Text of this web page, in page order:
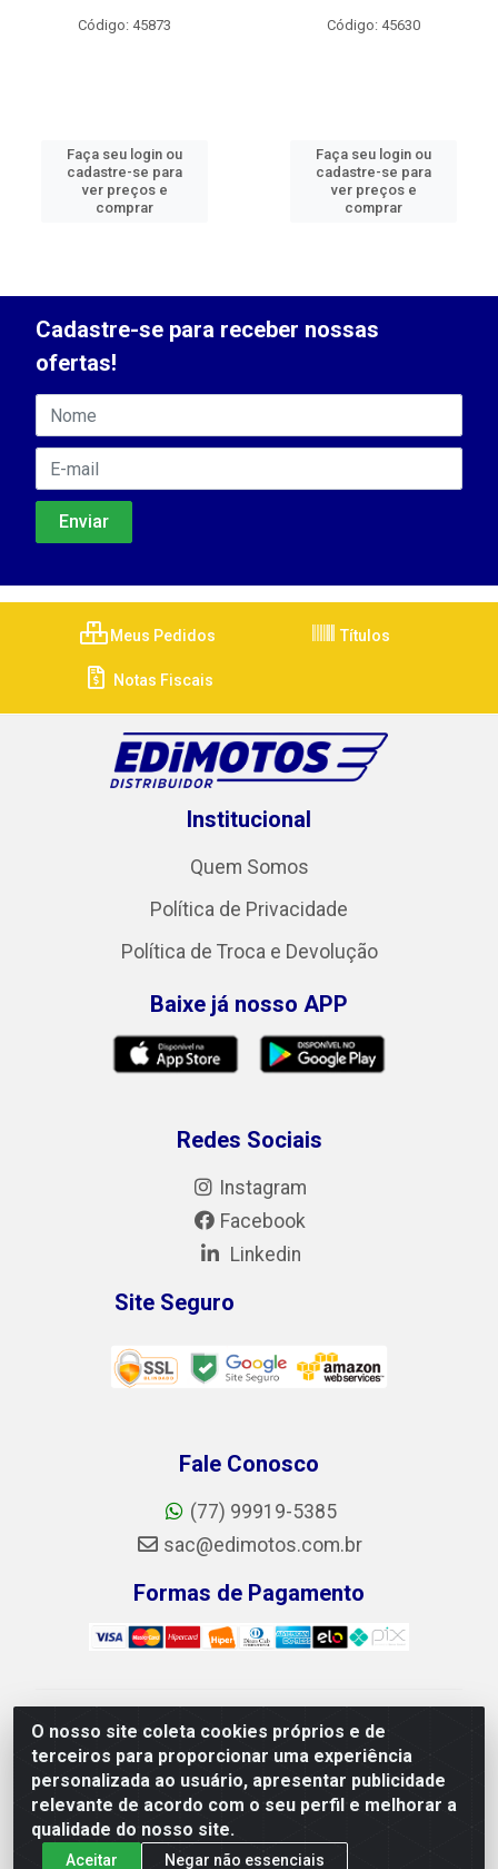
Código: 45873
Faça seu login ou
cadastre-se para
ver preços e
comprar
Código: 45630
Faça seu login ou
cadastre-se para
ver preços e
comprar
O nosso site coleta cookies próprios e de
terceiros para proporcionar uma experiência
personalizada ao usuário, apresentar publicidade
relevante de acordo com o seu perfil e melhorar a
qualidade do nosso site.
Aceitar Negar não essenciais
Cadastre-se para receber nossas
ofertas!
Meus Pedidos Títulos
Notas Fiscais
Institucional
Quem Somos
Política de Privacidade
Política de Troca e Devolução
Baixe já nosso APP
Redes Sociais
Instagram
Facebook
Linkedin
Site Seguro
Fale Conosco
(77) 99919-5385
sac@edimotos.com.br
Formas de Pagamento
Edimotos Edilson Martins do Prado Ferraz LTDA - CNPJ
06.184.828/0001-23 - Rua Libano, 255, L-1,
Jd.guanabara - Felicia, Vitória da Conquista/BA - CEP
45055-225